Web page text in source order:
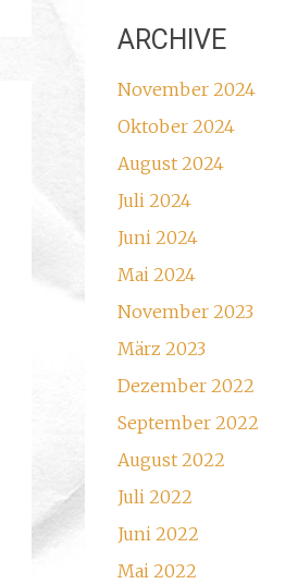
ARCHIVE
November 2024
Oktober 2024
August 2024
Juli 2024
Juni 2024
Mai 2024
November 2023
März 2023
Dezember 2022
September 2022
August 2022
Juli 2022
Juni 2022
Mai 2022